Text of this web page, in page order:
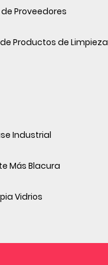
Proveedores
Productos de Limpieza
Industrial
Más Blacura
Vidrios